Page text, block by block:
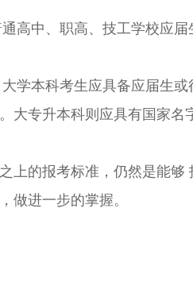
中、职高、技工学校应届
本科考生应具备应届生或
大专升本科则应具有国家名
的报考标准，仍然是能够
做进一步的掌握。